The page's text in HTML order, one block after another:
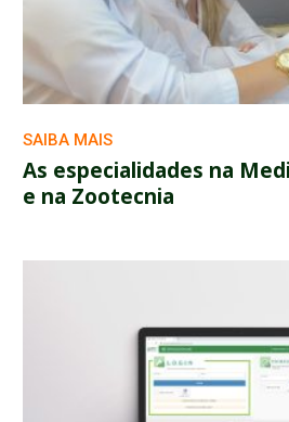
SAIBA MAIS
As especialidades na
e na Zootecnia